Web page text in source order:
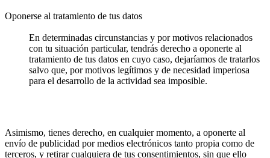
Oponerse al tratamiento de tus datos
En determinadas circunstancias y por motivos relacionados
con tu situación particular, tendrás derecho a oponerte al
tratamiento de tus datos en cuyo caso, dejaríamos de tratarlos
salvo que, por motivos legítimos y de necesidad imperiosa
para el desarrollo de la actividad sea imposible.
Asimismo, tienes derecho, en cualquier momento, a oponerte al
envío de publicidad por medios electrónicos tanto propia como de
terceros, y retirar cualquiera de tus consentimientos, sin que ello